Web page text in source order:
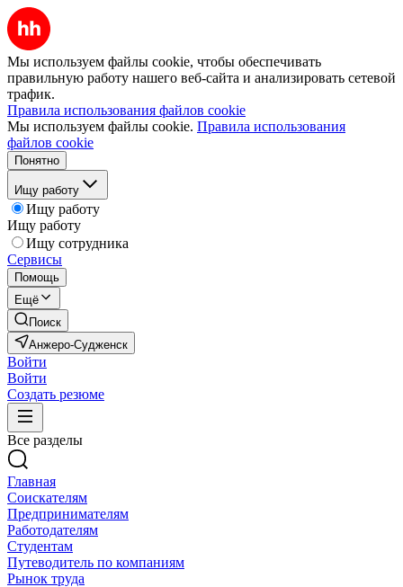
Мы используем файлы cookie, чтобы обеспечивать
правильную работу нашего веб-сайта и анализировать сетевой
трафик.
Правила использования файлов cookie
Мы используем файлы cookie. Правила использования
файлов cookie
Понятно
Ищу работу
Ищу работу
Ищу работу
Ищу сотрудника
Сервисы
Помощь
Ещё
Поиск
Анжеро-Судженск
Войти
Войти
Создать резюме
Все разделы
Главная
Соискателям
Предпринимателям
Работодателям
Студентам
Путеводитель по компаниям
Рынок труда